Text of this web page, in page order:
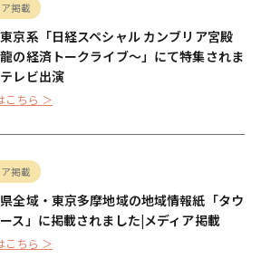
掲載
京系「日経スペシャル カンブリア宮殿
の経済トークライブ〜」にて特集されま
レビ出演
こちら ＞
掲載
全域・東京多摩地域の地域情報紙「タウ
ス」に掲載されました|メディア掲載
こちら ＞